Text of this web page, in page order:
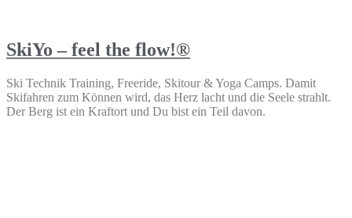
SkiYo – feel the flow!®
Ski Technik Training, Freeride, Skitour & Yoga Camps. Damit
Skifahren zum Können wird, das Herz lacht und die Seele strahlt.
Der Berg ist ein Kraftort und Du bist ein Teil davon.